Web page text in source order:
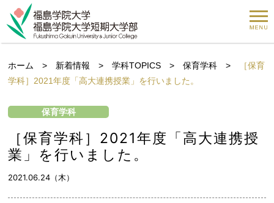
ホーム > 新着情報 >学科TOPICS >保育学科 >
［保育
学科］2021年度「高大連携授業」を行いました。
保育学科
［保育学科］2021年度「高大連携授
業」を行いました。
2021.06.24（木）